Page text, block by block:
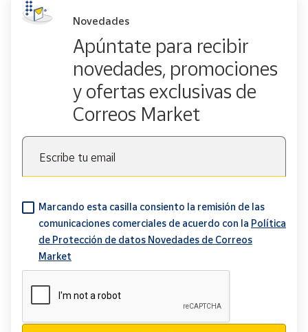
Novedades
Apúntate para recibir
novedades, promociones
y ofertas exclusivas de
Correos Market
Escribe tu email
Marcando esta casilla consiento la remisión de las
comunicaciones comerciales de acuerdo con la Política
de Protección de datos Novedades de Correos
Market